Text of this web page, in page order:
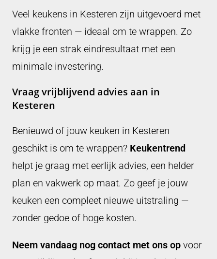
Veel keukens in Kesteren zijn uitgevoerd met
vlakke fronten — ideaal om te wrappen. Zo
krijg je een strak eindresultaat met een
minimale investering.
Vraag vrijblijvend advies aan in
Kesteren
Benieuwd of jouw keuken in Kesteren
geschikt is om te wrappen? Keukentrend
helpt je graag met eerlijk advies, een helder
plan en vakwerk op maat. Zo geef je jouw
keuken een compleet nieuwe uitstraling —
zonder gedoe of hoge kosten.
Neem vandaag nog contact met ons op voor